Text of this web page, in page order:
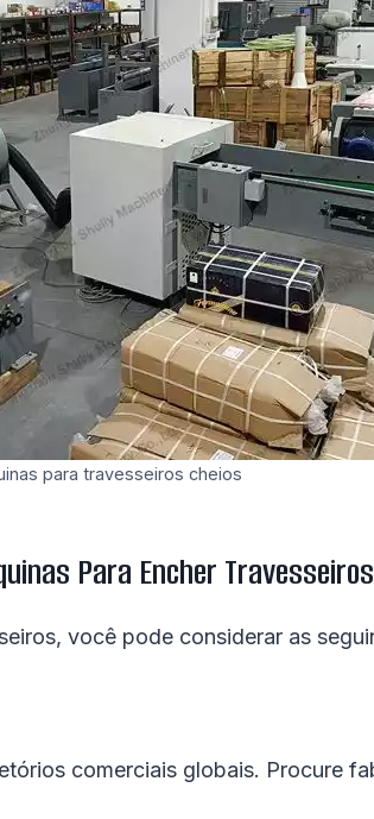
para travesseiros cheios
Para Encher
você pode considerar as
comerciais globais. Procure